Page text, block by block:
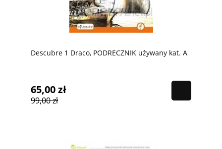
Descubre 1 Draco, PODRECZNIK używany kat. A
65,00 zł
99,00 zł